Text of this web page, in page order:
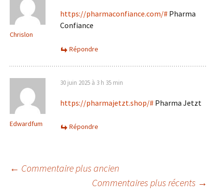
Chrislon
https://pharmaconfiance.com/# Pharma
Confiance
Répondre
Edwardfum
30 juin 2025 à 3 h 35 min
https://pharmajetzt.shop/# Pharma Jetzt
Répondre
Navigation
← Commentaire plus ancien
Commentaires plus récents →